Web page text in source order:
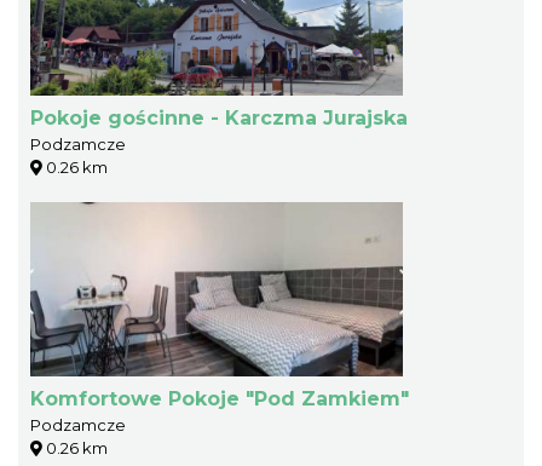
Pokoje gościnne - Karczma Jurajska
Podzamcze
0.26 km
Komfortowe Pokoje "Pod Zamkiem"
Podzamcze
0.26 km